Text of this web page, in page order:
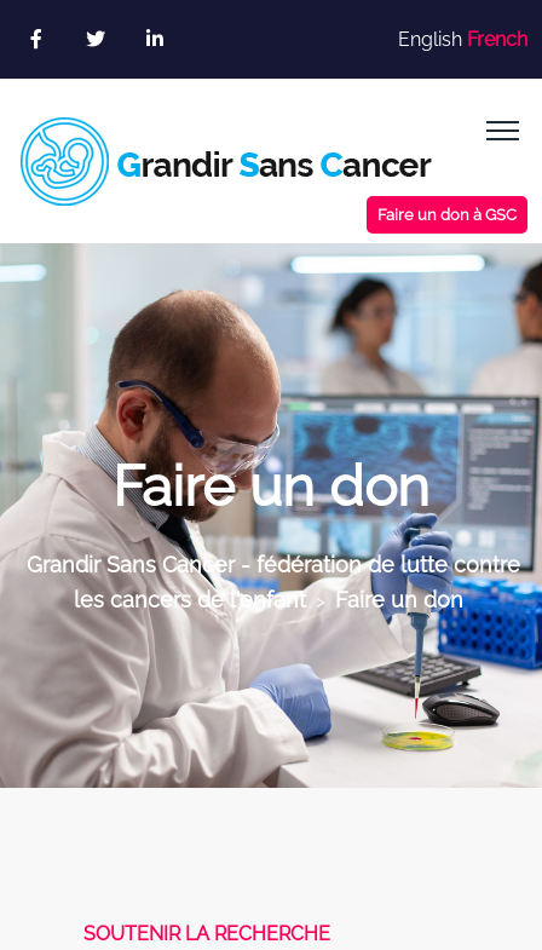
content
English French
Faire un don à GSC
Faire un don
Grandir Sans Cancer - fédération de lutte contre
les cancers de l'enfant > Faire un don
SOUTENIR LA RECHERCHE